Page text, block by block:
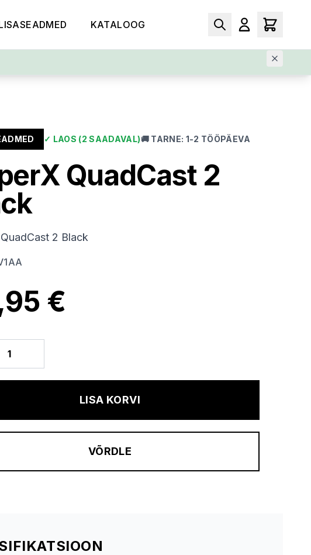
KATALOOG
✓ LAOS (2 SAADAVAL)🚚 TARNE: 1-2 TÖÖPÄEVA
QuadCast 2
2 Black
€
LISA KORVI
VÕRDLE